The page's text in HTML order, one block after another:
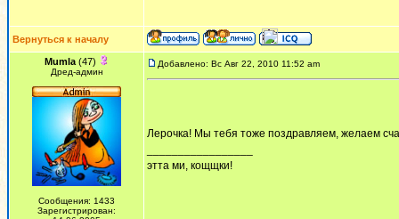
Вернуться к началу
Mumla (47)
Дред-админ
Сообщения: 1433
Зарегистрирован:
Добавлено: Вс Авг 22, 2010 11:52 am
Лерочка! Мы тебя тоже поздравляем, желаем
этта ми, кощщки!